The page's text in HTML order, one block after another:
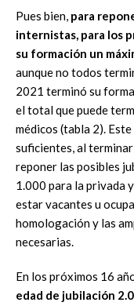
Pues bien, para
internistas, para los
su formación un
aunque no todos
2021 terminó su
el total que puede
médicos (tabla 2).
suficientes, al
reponer las posibles
1.000 para la privada
estar vacantes u
homologación y las
necesarias.
En los próximos 16
edad de jubilación